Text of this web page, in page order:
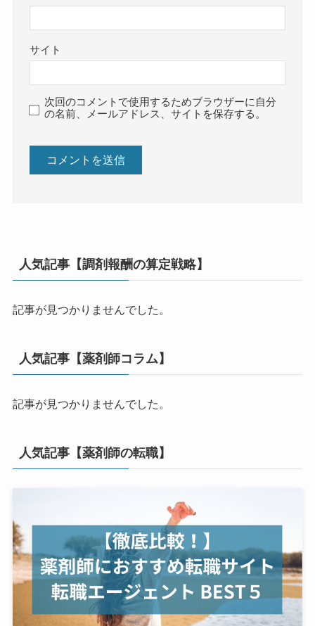
サイト
次回のコメントで使用するためブラウザーに自分
の名前、メールアドレス、サイトを保存する。
人気記事【調剤報酬の算定戦略】
記事が見つかりませんでした。
人気記事【薬剤師コラム】
記事が見つかりませんでした。
人気記事【薬剤師の転職】